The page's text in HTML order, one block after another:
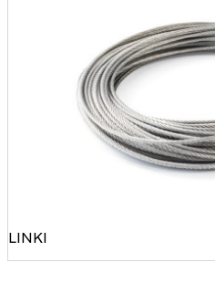
LINKI